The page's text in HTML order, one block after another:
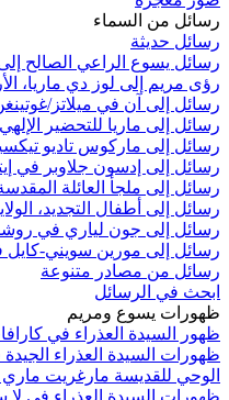
رسائل من السماء
رسائل حديثة
رسائل يسوع الراعي الصالح إلى
رؤى مريم إلى لوز دي ماريا،
رسائل إلى آن في ميلاتز/
رسائل إلى ماريا للتحضير الإلهي
رسائل إلى ماركوس تاديو
رسائل إلى إدسون جلاوبر في
رسائل إلى ملجأ العائلة
رسائل إلى أطفال التجديد،
رسائل إلى جون لياري في
رسائل إلى مورين سويني-كايل
رسائل من مصادر متنوعة
ابحث في الرسائل
ظهورات يسوع ومريم
ظهور السيدة العذراء في
ظهورات السيدة العذراء
الوحي للقديسة مارغريت ماري
ظهورات السيدة العذراء في لا